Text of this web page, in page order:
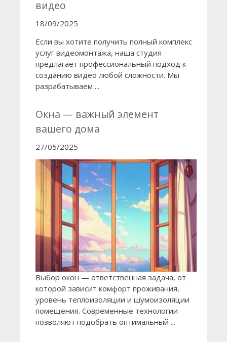
видео
18/09/2025
Если вы хотите получить полный комплекс
услуг видеомонтажа, наша студия
предлагает профессиональный подход к
созданию видео любой сложности. Мы
разрабатываем ...
Окна — важный элемент
вашего дома
27/05/2025
Выбор окон — ответственная задача, от
которой зависит комфорт проживания,
уровень теплоизоляции и шумоизоляции
помещения. Современные технологии
позволяют подобрать оптимальный ...